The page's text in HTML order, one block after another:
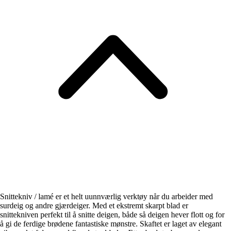
Snittekniv / lamé er et helt uunnværlig verktøy når du arbeider med
surdeig og andre gjærdeiger. Med et ekstremt skarpt blad er
snittekniven perfekt til å snitte deigen, både så deigen hever flott og for
å gi de ferdige brødene fantastiske mønstre. Skaftet er laget av elegant